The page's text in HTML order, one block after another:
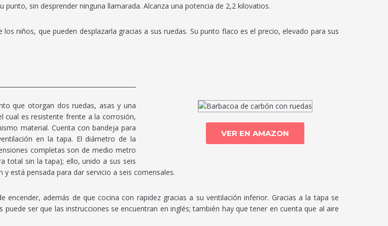
sin desprender ninguna llamarada. Alcanza una potencia de 2,2 kilovatios.
niños, que pueden desplazarla gracias a sus ruedas. Su punto flaco es el precio, elevado para sus
VER EN AMAZON
que otorgan dos ruedas, asas y una
cual es resistente frente a la corrosión,
material. Cuenta con bandeja para
en la tapa. El diámetro de la
completas son de medio metro
total sin la tapa); ello, unido a sus seis
está pensada para dar servicio a seis comensales.
encender, además de que cocina con rapidez gracias a su ventilación inferior. Gracias a la tapa se
ser que las instrucciones se encuentran en inglés; también hay que tener en cuenta que al aire